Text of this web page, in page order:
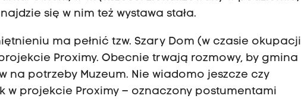
się w nim też wystawa stała.
ma pełnić tzw. Szary Dom (w czasie okupacji
Proximy. Obecnie trwają rozmowy, by gmina
na potrzeby Muzeum. Nie wiadomo jeszcze czy
w projekcie Proximy – oznaczony postumentami